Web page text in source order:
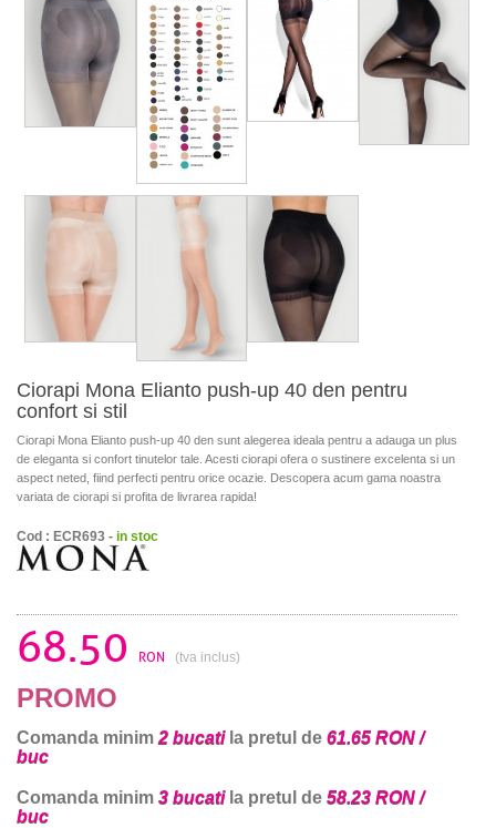
Ciorapi Mona Elianto push-up 40 den pentru
confort si stil
Ciorapi Mona Elianto push-up 40 den sunt alegerea ideala pentru a adauga un plus
de eleganta si confort tinutelor tale. Acesti ciorapi ofera o sustinere excelenta si un
aspect neted, fiind perfecti pentru orice ocazie. Descopera acum gama noastra
variata de ciorapi si profita de livrarea rapida!
Cod : ECR693 - in stoc
68.50 RON (tva inclus)
PROMO
Comanda minim2 bucatila pretul de 61.65 RON /
buc
Comanda minim 3 bucatila pretul de 58.23 RON /
buc